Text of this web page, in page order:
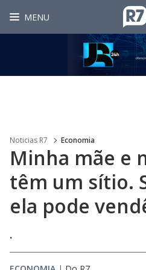
MENU
Noticias R7 Economia
Minha mãe e
têm um sítio.
ela pode
.